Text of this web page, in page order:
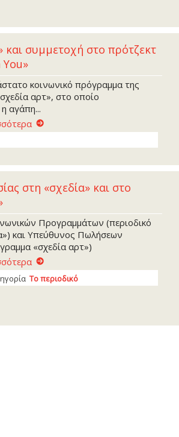
και συμμετοχή στο πρότζεκτ
κοινωνικό πρόγραμμα της
αρτ», στο οποίο
αγάπη...
στη «σχεδία» και στο
Προγραμμάτων (περιοδικό
και Υπεύθυνος Πωλήσεων
«σχεδία αρτ»)
Το περιοδικό